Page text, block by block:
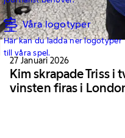
Våra logotyper
Här kan du ladda ner logotyper
till våra spel.
27 Januari 2026
Kim skrapade Triss i
vinsten firas i